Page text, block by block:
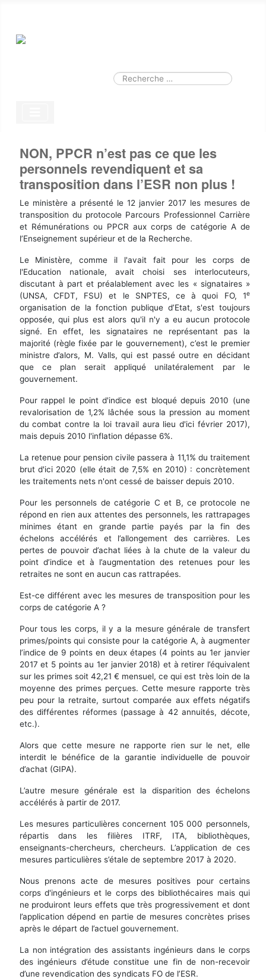
Valider
NON, PPCR n’est pas ce que les
personnels revendiquent et sa
transposition dans l’ESR non plus !
Le ministère a présenté le 12 janvier 2017 les mesures de
transposition du protocole Parcours Professionnel Carrière
et Rémunérations ou PPCR aux corps de catégorie A de
l’Enseignement supérieur et de la Recherche.
Le Ministère, comme il l'avait fait pour les corps de
l'Education nationale, avait choisi ses interlocuteurs,
discutant à part et préalablement avec les « signataires »
(UNSA, CFDT, FSU) et le SNPTES, ce à quoi FO, 1e
organisation de la fonction publique d’Etat, s'est toujours
opposée, qui plus est alors qu'il n'y a eu aucun protocole
signé. En effet, les signataires ne représentant pas la
majorité (règle fixée par le gouvernement), c’est le premier
ministre d’alors, M. Valls, qui est passé outre en décidant
que ce plan serait appliqué unilatéralement par le
gouvernement.
Pour rappel le point d'indice est bloqué depuis 2010 (une
revalorisation de 1,2% lâchée sous la pression au moment
du combat contre la loi travail aura lieu d'ici février 2017),
mais depuis 2010 l'inflation dépasse 6%.
La retenue pour pension civile passera à 11,1% du traitement
brut d'ici 2020 (elle était de 7,5% en 2010) : concrètement
les traitements nets n'ont cessé de baisser depuis 2010.
Pour les personnels de catégorie C et B, ce protocole ne
répond en rien aux attentes des personnels, les rattrapages
minimes étant en grande partie payés par la fin des
échelons accélérés et l’allongement des carrières. Les
pertes de pouvoir d’achat liées à la chute de la valeur du
point d’indice et à l’augmentation des retenues pour les
retraites ne sont en aucun cas rattrapées.
Est-ce différent avec les mesures de transposition pour les
corps de catégorie A ?
Pour tous les corps, il y a la mesure générale de transfert
primes/points qui consiste pour la catégorie A, à augmenter
l’indice de 9 points en deux étapes (4 points au 1er janvier
2017 et 5 points au 1er janvier 2018) et à retirer l’équivalent
sur les primes soit 42,21 € mensuel, ce qui est très loin de la
moyenne des primes perçues. Cette mesure rapporte très
peu pour la retraite, surtout comparée aux effets négatifs
des différentes réformes (passage à 42 annuités, décote,
etc.).
Alors que cette mesure ne rapporte rien sur le net, elle
interdit le bénéfice de la garantie individuelle de pouvoir
d’achat (GIPA).
L’autre mesure générale est la disparition des échelons
accélérés à partir de 2017.
Les mesures particulières concernent 105 000 personnels,
répartis dans les filières ITRF, ITA, bibliothèques,
enseignants-chercheurs, chercheurs. L’application de ces
mesures particulières s’étale de septembre 2017 à 2020.
Nous prenons acte de mesures positives pour certains
corps d'ingénieurs et le corps des bibliothécaires mais qui
ne produiront leurs effets que très progressivement et dont
l’application dépend en partie de mesures concrètes prises
après le départ de l’actuel gouvernement.
La non intégration des assistants ingénieurs dans le corps
des ingénieurs d’étude constitue une fin de non-recevoir
d’une revendication des syndicats FO de l’ESR.